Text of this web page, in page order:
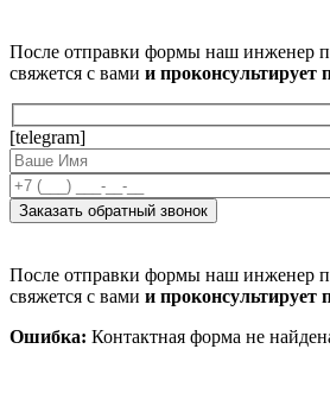
После отправки формы наш инженер
свяжется с вами и проконсультирует
[telegram]
После отправки формы наш инженер
свяжется с вами и проконсультирует
Ошибка: Контактная форма не